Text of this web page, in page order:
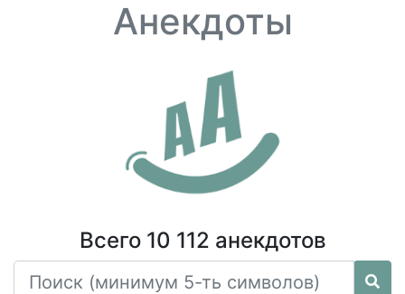
Анекдоты
Всего 10 112 анекдотов